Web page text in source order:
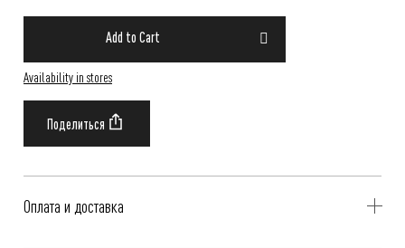
Add to Cart
Availability in stores
Оплата и доставка